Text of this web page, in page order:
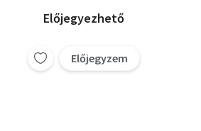
Előjegyezhető
Előjegyzem